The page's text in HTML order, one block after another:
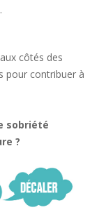
côtés des
pour contribuer à
sobriété
?